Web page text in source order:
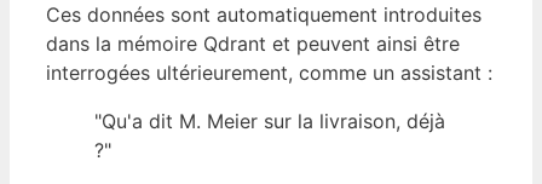
Ces données sont automatiquement introduites
dans la mémoire Qdrant et peuvent ainsi être
interrogées ultérieurement, comme un assistant :
"Qu'a dit M. Meier sur la livraison, déjà
?"